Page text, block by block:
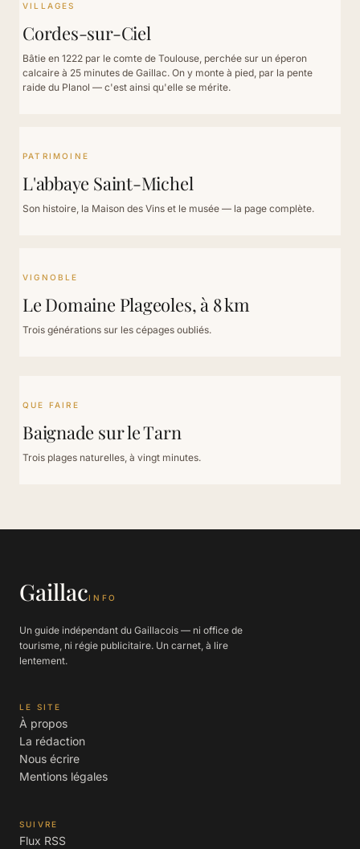
VILLAGES
Cordes-sur-Ciel
Bâtie en 1222 par le comte de Toulouse, perchée sur un éperon
calcaire à 25 minutes de Gaillac. On y monte à pied, par la pente
raide du Planol — c'est ainsi qu'elle se mérite.
PATRIMOINE
L'abbaye Saint-Michel
Son histoire, la Maison des Vins et le musée — la page complète.
VIGNOBLE
Le Domaine Plageoles, à 8 km
Trois générations sur les cépages oubliés.
QUE FAIRE
Baignade sur le Tarn
Trois plages naturelles, à vingt minutes.
GaillacINFO
Un guide indépendant du Gaillacois — ni office de
tourisme, ni régie publicitaire. Un carnet, à lire
lentement.
LE SITE
À propos
La rédaction
Nous écrire
Mentions légales
SUIVRE
Flux RSS